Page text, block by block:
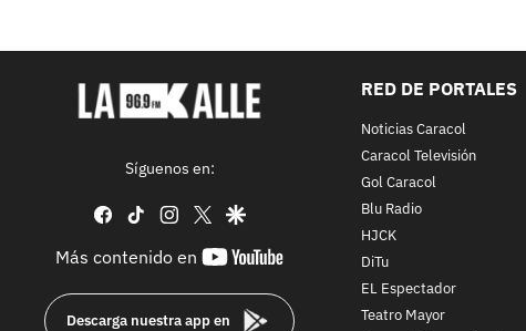
Síguenos en:
facebook
tiktok instagram
twittergoogle
Más contenido en
youtube-
Descarga nuestra app en
RED DE PORTALES
Noticias Caracol
Caracol Televisión
Gol Caracol
Blu Radio
HJCK
DiTu
EL Espectador
Teatro Mayor